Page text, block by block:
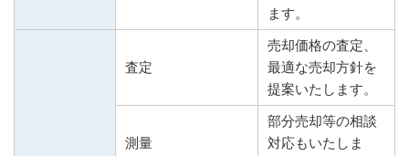
ます。
査定
売却価格の査定、
最適な売却方針を
提案いたします。
測量
部分売却等の相談
対応もいたしま